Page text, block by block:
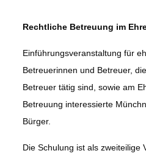
Rechtliche Betreuung im
Einführungsveranstaltung für
Betreuerinnen und Betreuer,
Betreuer tätig sind, sowie am
Betreuung interessierte
Bürger.
Die Schulung ist als zweiteilige